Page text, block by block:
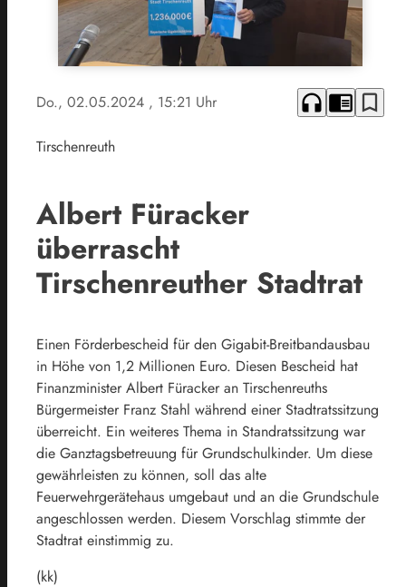
Do., 02.05.2024 , 15:21 Uhr headphones chrome_reader_mode bookmark_border
Tirschenreuth
Albert Füracker
überrascht
Tirschenreuther Stadtrat
Einen Förderbescheid für den Gigabit-Breitbandausbau
in Höhe von 1,2 Millionen Euro. Diesen Bescheid hat
Finanzminister Albert Füracker an Tirschenreuths
Bürgermeister Franz Stahl während einer Stadtratssitzung
überreicht. Ein weiteres Thema in Standratssitzung war
die Ganztagsbetreuung für Grundschulkinder. Um diese
gewährleisten zu können, soll das alte
Feuerwehrgerätehaus umgebaut und an die Grundschule
angeschlossen werden. Diesem Vorschlag stimmte der
Stadtrat einstimmig zu.
(kk)